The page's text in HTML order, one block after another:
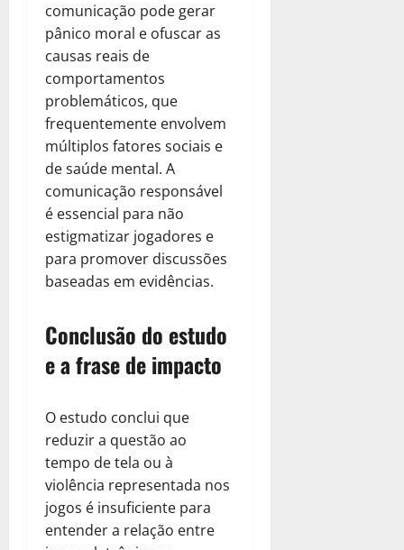
comunicação pode gerar
pânico moral e ofuscar as
causas reais de
comportamentos
problemáticos, que
frequentemente envolvem
múltiplos fatores sociais e
de saúde mental. A
comunicação responsável
é essencial para não
estigmatizar jogadores e
para promover discussões
baseadas em evidências.
Conclusão do estudo
e a frase de impacto
O estudo conclui que
reduzir a questão ao
tempo de tela ou à
violência representada nos
jogos é insuficiente para
entender a relação entre